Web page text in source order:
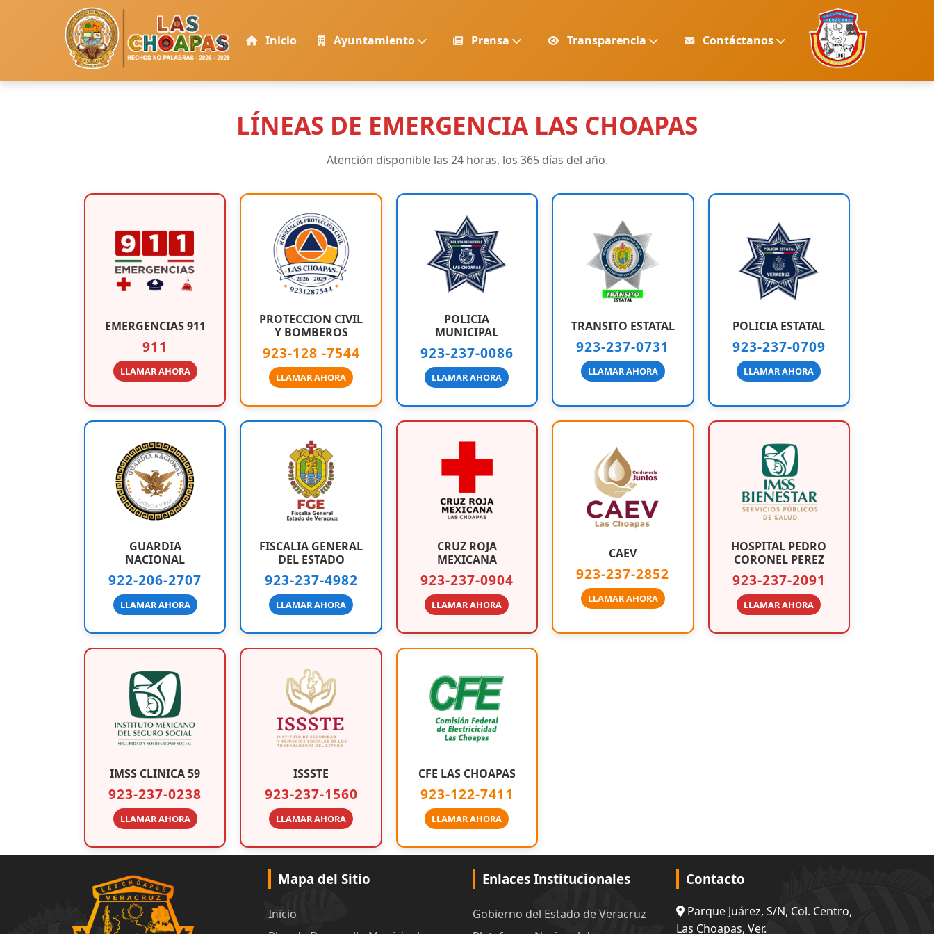
Inicio Ayuntamiento Prensa Transparencia Contáctanos
LÍNEAS DE EMERGENCIA LAS CHOAPAS
Atención disponible las 24 horas, los 365 días del año.
EMERGENCIAS 911
911
LLAMAR AHORA
PROTECCION CIVIL
Y BOMBEROS
923-128 -7544
LLAMAR AHORA
POLICIA
MUNICIPAL
923-237-0086
LLAMAR AHORA
TRANSITO ESTATAL
923-237-0731
LLAMAR AHORA
POLICIA ESTATAL
923-237-0709
LLAMAR AHORA
GUARDIA
NACIONAL
922-206-2707
LLAMAR AHORA
FISCALIA GENERAL
DEL ESTADO
923-237-4982
LLAMAR AHORA
CRUZ ROJA
MEXICANA
923-237-0904
LLAMAR AHORA
CAEV
923-237-2852
LLAMAR AHORA
HOSPITAL PEDRO
CORONEL PEREZ
923-237-2091
LLAMAR AHORA
IMSS CLINICA 59
923-237-0238
LLAMAR AHORA
ISSSTE
923-237-1560
LLAMAR AHORA
CFE LAS CHOAPAS
923-122-7411
LLAMAR AHORA
Mapa del Sitio
Inicio
Enlaces Institucionales
Gobierno del Estado de Veracruz
Contacto
Parque Juárez, S/N, Col. Centro,
Las Choapas, Ver.